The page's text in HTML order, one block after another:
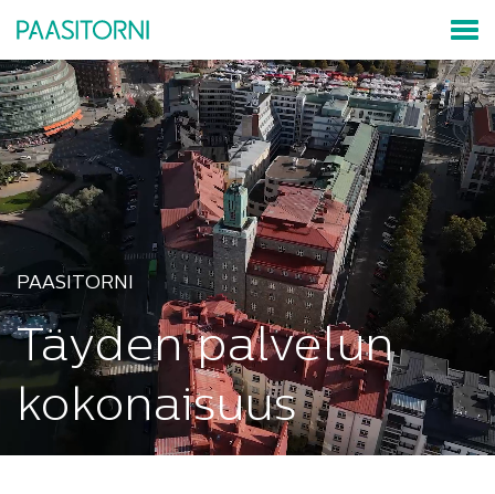
PAASITORNI
Täyden palvelun
kokonaisuus